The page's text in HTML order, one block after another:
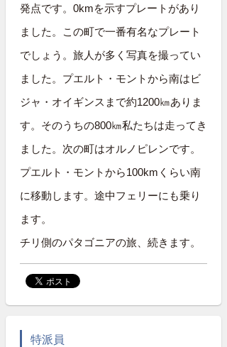
発点です。0kmを示すプレートがあり
ました。この町で一番有名なプレート
でしょう。旅人が多く写真を撮ってい
ました。プエルト・モントから南はビ
ジャ・オイギンスまで約1200㎞ありま
す。そのうちの800㎞私たちは走ってき
ました。次の町はオルノピレンです。
プエルト・モントから100kmくらい南
に移動します。途中フェリーにも乗り
ます。
チリ側のパタゴニアの旅、続きます。
特派員